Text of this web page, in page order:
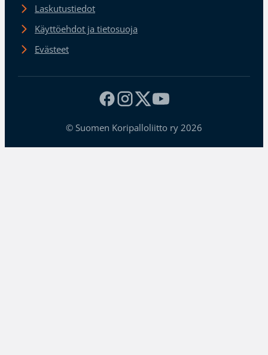
Laskutustiedot
Käyttöehdot ja tietosuoja
Evästeet
© Suomen Koripalloliitto ry 2026